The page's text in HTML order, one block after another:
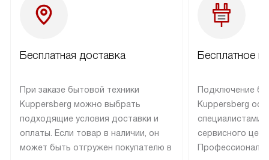
Бесплатная доставка
При заказе бытовой техники
Kuppersberg можно выбрать
подходящие условия доставки и
оплаты. Если товар в наличии, он
может быть отгружен покупателю в
Бесплатное
Подключение
Kuppersberg
специалистами
сервисного